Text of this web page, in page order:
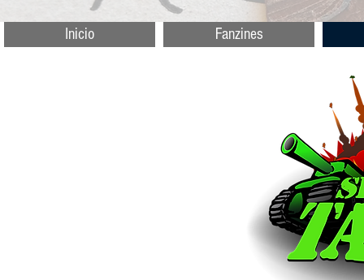
Inicio Fanzines